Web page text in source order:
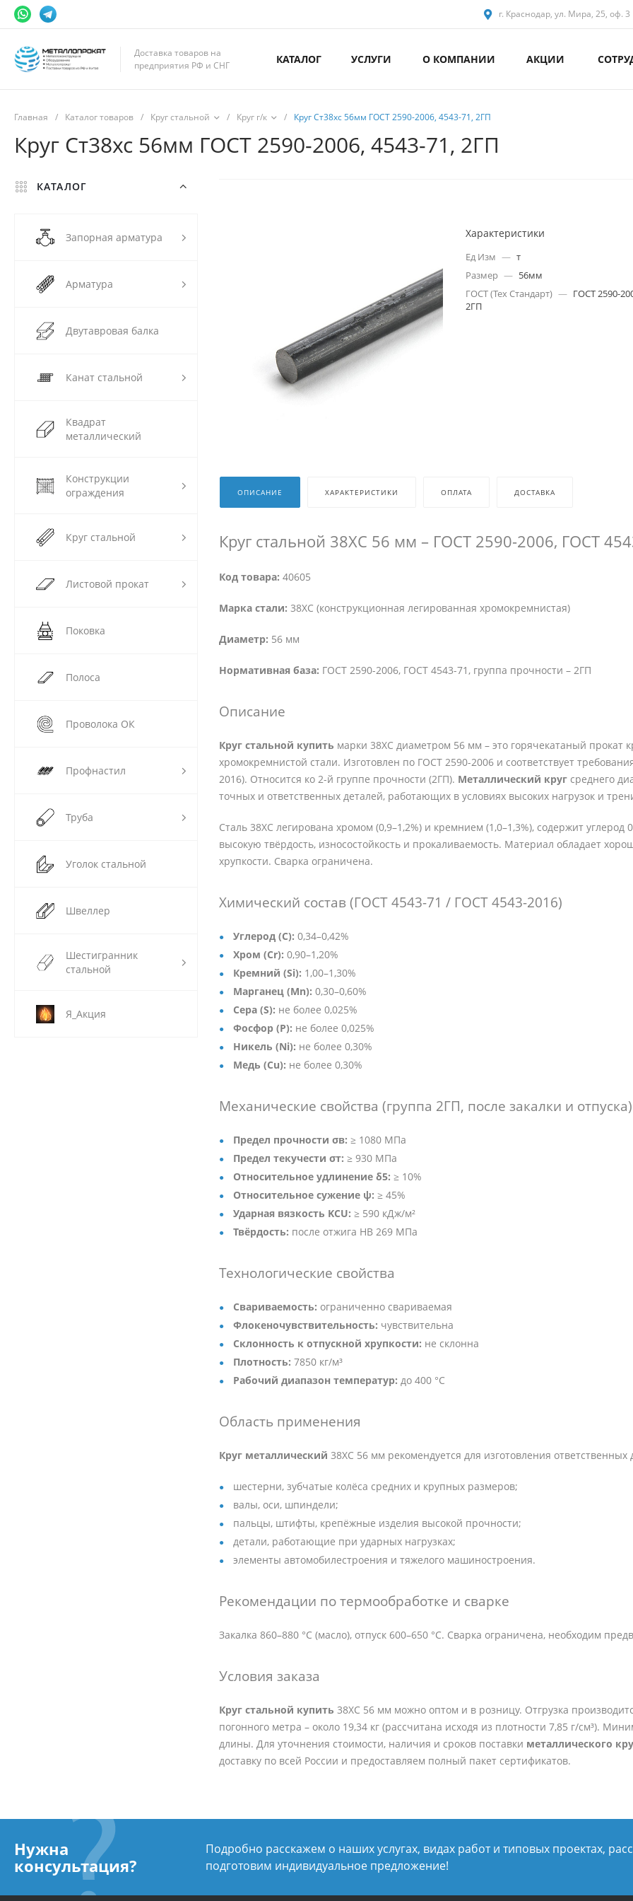
г. Краснодар, ул. Мира, 25, оф. 3
Доставка товаров на
предприятия РФ и СНГ
КАТАЛОГ УСЛУГИ О КОМПАНИИ АКЦИИ
Главная / Каталог товаров / Круг стальной / Круг г/к / Круг Ст38хс 56мм ГОСТ 2590-2006, 4543-71, 2ГП
Круг Ст38хс 56мм ГОСТ 2590-2006, 4543-71, 2ГП
КАТАЛОГ
Запорная арматура
Арматура
Двутавровая балка
Канат стальной
Квадрат
металлический
Конструкции
ограждения
Круг стальной
Листовой прокат
Поковка
Полоса
Проволока ОК
Профнастил
Труба
Уголок стальной
Швеллер
Шестигранник
стальной
Я_Акция
Характеристики
Ед Изм — т
Размер — 56мм
ГОСТ (Тех Стандарт) — ГОСТ 2590-
2ГП
ОПИСАНИЕ ХАРАКТЕРИСТИКИ ОПЛАТА ДОСТАВКА
Круг стальной 38ХС 56 мм – ГОСТ 2590-2006, ГОСТ
Код товара: 40605
Марка стали: 38ХС (конструкционная легированная хромокремнистая)
Диаметр: 56 мм
Нормативная база: ГОСТ 2590-2006, ГОСТ 4543-71, группа прочности – 2ГП
Описание
Круг стальной купить марки 38ХС диаметром 56 мм – это горячекатаный прокат
хромокремнистой стали. Изготовлен по ГОСТ 2590-2006 и соответствует
2016). Относится ко 2-й группе прочности (2ГП). Металлический круг среднего
точных и ответственных деталей, работающих в условиях высоких нагрузок и
Сталь 38ХС легирована хромом (0,9–1,2%) и кремнием (1,0–1,3%), содержит
высокую твёрдость, износостойкость и прокаливаемость. Материал обладает
хрупкости. Сварка ограничена.
Химический состав (ГОСТ 4543-71 / ГОСТ 4543-2016)
Углерод (C): 0,34–0,42%
Хром (Cr): 0,90–1,20%
Кремний (Si): 1,00–1,30%
Марганец (Mn): 0,30–0,60%
Сера (S): не более 0,025%
Фосфор (P): не более 0,025%
Никель (Ni): не более 0,30%
Медь (Cu): не более 0,30%
Механические свойства (группа 2ГП, после закалки и отпуска)
Предел прочности σв: ≥ 1080 МПа
Предел текучести σт: ≥ 930 МПа
Относительное удлинение δ5: ≥ 10%
Относительное сужение ψ: ≥ 45%
Ударная вязкость KCU: ≥ 590 кДж/м²
Твёрдость: после отжига HB 269 МПа
Технологические свойства
Свариваемость: ограниченно свариваемая
Флокеночувствительность: чувствительна
Склонность к отпускной хрупкости: не склонна
Плотность: 7850 кг/м³
Рабочий диапазон температур: до 400 °C
Область применения
Круг металлический 38ХС 56 мм рекомендуется для изготовления ответственных
шестерни, зубчатые колёса средних и крупных размеров;
валы, оси, шпиндели;
пальцы, штифты, крепёжные изделия высокой прочности;
детали, работающие при ударных нагрузках;
элементы автомобилестроения и тяжелого машиностроения.
Рекомендации по термообработке и сварке
Закалка 860–880 °C (масло), отпуск 600–650 °C. Сварка ограничена, необходим
Условия заказа
Круг стальной купить 38ХС 56 мм можно оптом и в розницу. Отгрузка
погонного метра – около 19,34 кг (рассчитана исходя из плотности 7,85 г/см³).
длины. Для уточнения стоимости, наличия и сроков поставки металлического
доставку по всей России и предоставляем полный пакет сертификатов.
Нужна
консультация?
Подробно расскажем о наших услугах, видах работ и типовых проектах,
подготовим индивидуальное предложение!